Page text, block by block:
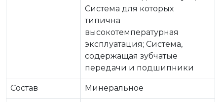
Система для которых
типична
высокотемпературная
эксплуатация; Система,
содержащая зубчатые
передачи и подшипники
Состав Минеральное